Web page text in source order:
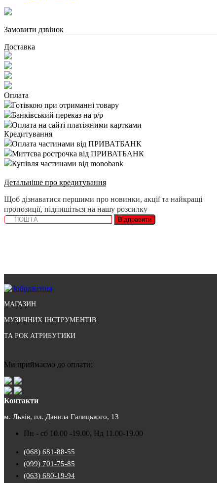
Замовити дзвінок
Доставка
Оплата
Готівкою при отриманні товару
Банківський переказ на р/р
Оплата на сайті платіжними картками
Кредитування
Оплата частинами від ПРИВАТБАНК
Миттєва рострочка від ПРИВАТБАНК
Купівля частинами від monobank
Детальніше про кредитування
Щоб дізнаватися першими про новинки, акції та найкращі
пропозиції, підпишіться на нашу розсилку
Відправити
МАГАЗИН
МУЗИЧНИХ ІНСТРУМЕНТІВ
ТА РОК АТРИБУТИКИ
Ми приймаємо до оплати:
Контакти
м. Львів, пл. Данила Галицького, 13
Пн - сб 10.00 -19.00, Нд 11.00-19.00
(068) 681-88-55
(099) 701-75-85
(063) 680-19-94